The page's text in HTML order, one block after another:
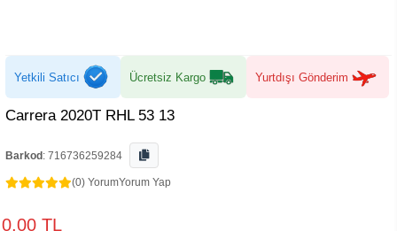
Yetkili Satıcı Ücretsiz Kargo Yurtdışı Gönderim
Carrera 2020T RHL 53 13
Barkod : 716736259284
(0) YorumYorum Yap
0,00 TL